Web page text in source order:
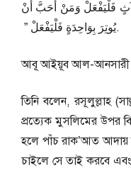
فَلْيَفْعَلْ وَمَنْ أَحَبَّ أَنْ
يُوتِرَ بِوَاحِدَةٍ فَلْيَفْعَلْ ‏”‏ ‏.
আবূ আইয়ূব আল-আনসারী
তিনি বলেন, রসূলুল্লাহ
প্রত্যেক মুসলিমের উপর
হলে পাঁচ রাক’আত
চাইলে সে তাই করবে